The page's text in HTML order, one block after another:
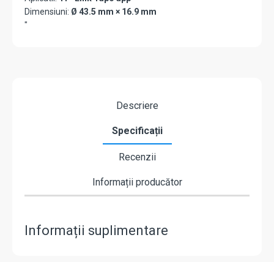
Dimensiuni: Ø 43.5 mm × 16.9 mm
"
Descriere
Specificații
Recenzii
Informații producător
Informații suplimentare